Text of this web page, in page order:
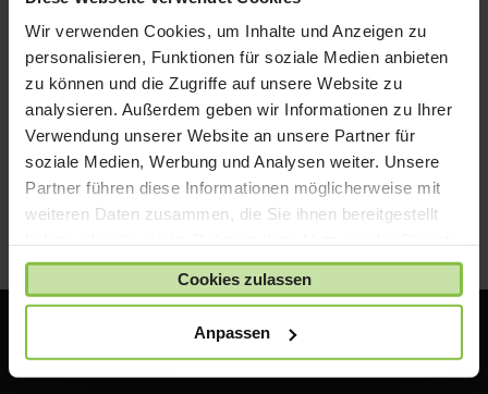
Wir verwenden Cookies, um Inhalte und Anzeigen zu
personalisieren, Funktionen für soziale Medien anbieten
zu können und die Zugriffe auf unsere Website zu
analysieren. Außerdem geben wir Informationen zu Ihrer
Verwendung unserer Website an unsere Partner für
soziale Medien, Werbung und Analysen weiter. Unsere
Partner führen diese Informationen möglicherweise mit
weiteren Daten zusammen, die Sie ihnen bereitgestellt
gesammelt haben.
Cookies zulassen
Anpassen
auch die Möglichkeit der Bezahlung per EC-Karte.
D) Zahlung auf Rechnung
Für Schulen als Institution bieten wir auch die
Zahlung auf Rechnung. Bitte nehmen Sie hierzu mit
uns Kontakt auf: shop@acsgroup.de